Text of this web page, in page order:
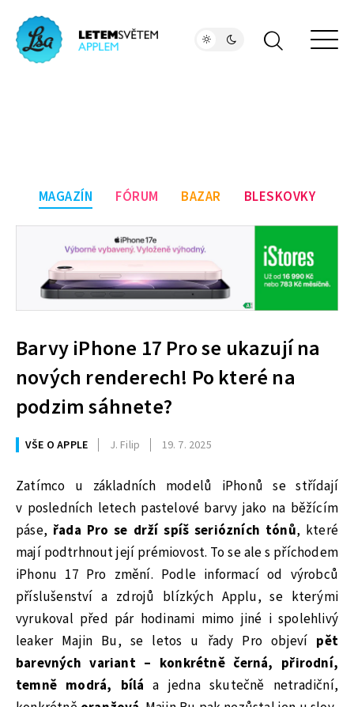
MAGAZÍN FÓRUM BAZAR BLESKOVKY
Barvy iPhone 17 Pro se ukazují na
nových renderech! Po které na
podzim sáhnete?
VŠE O APPLE J. Filip 19. 7. 2025
Zatímco u základních modelů iPhonů se střídají
v posledních letech pastelové barvy jako na běžícím
páse, řada Pro se drží spíš seriózních tónů, které
mají podtrhnout její prémiovost. To se ale s příchodem
iPhonu 17 Pro změní. Podle informací od výrobců
příslušenství a zdrojů blízkých Applu, se kterými
vyrukoval před pár hodinami mimo jiné i spolehlivý
leaker Majin Bu, se letos u řady Pro objeví pět
barevných variant – konkrétně černá, přirodní,
temně modrá, bílá a jedna skutečně netradiční,